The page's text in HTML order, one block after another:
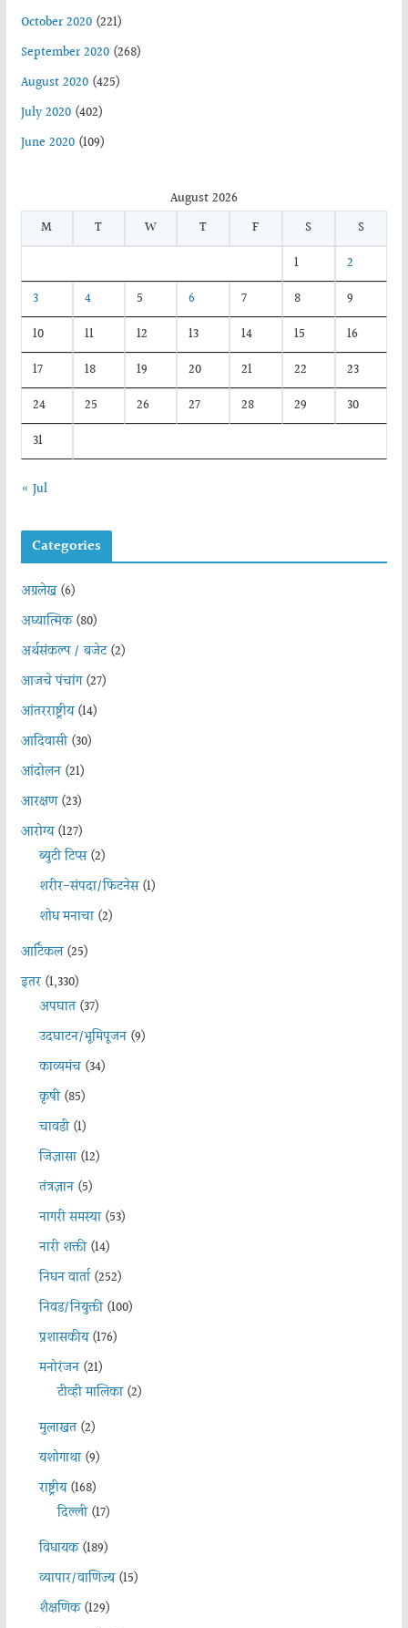
October 2020(221)
September 2020(268)
August 2020(425)
July 2020(402)
June 2020(109)
August 2026
M
T W T F S
S
1
2
3
4 5 6 7 8
9
10
11 12 13 14 15
16
17
18 19 20 21 22
23
24
25 26 27 28 29
30
31
« Jul
Categories
अग्रलेख(6)
अध्यात्मिक(80)
अर्थसंकल्प / बजेट(2)
आजचे पंचांग(27)
आंतरराष्ट्रीय(14)
आदिवासी(30)
आंदोलन(21)
आरक्षण(23)
आरोग्य(127)
ब्युटी टिप्स(2)
शरीर-संपदा/फिटनेस(1)
शोध मनाचा(2)
आर्टिकल(25)
इतर(1,330)
अपघात(37)
उदघाटन/भूमिपूजन(9)
काव्यमंच(34)
कृषी(85)
चावडी(1)
जिज्ञासा(12)
तंत्रज्ञान(5)
नागरी समस्या(53)
नारी शक्ती(14)
निधन वार्ता(252)
निवड/नियुक्ती(100)
प्रशासकीय(176)
मनोरंजन(21)
टीव्ही मालिका(2)
मुलाखत(2)
यशोगाथा(9)
राष्ट्रीय(168)
दिल्ली(17)
विधायक(189)
व्यापार/वाणिज्य(15)
शैक्षणिक(129)